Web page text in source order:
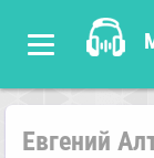
Евгений